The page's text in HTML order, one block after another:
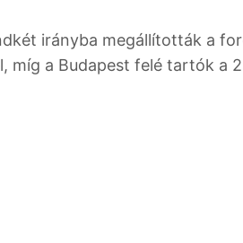
irányba megállították a
míg a Budapest felé tartók a